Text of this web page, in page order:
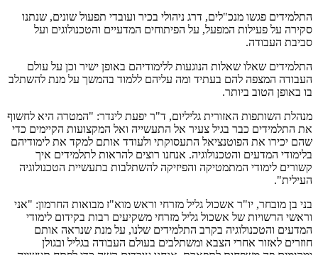
התלמידים פגשו מנכ"לים, דרג ניהולי בכיר ועובדי תפעול שונים, שנתנו
סקירה על פעילות המפעל, על הפיתוחים המדעיים והטכנולוגים ועל
סביבת העבודה.
התלמידים שאלו שאלות הנוגעות ללימודיהם באופן ישיר וכן על עולם
העבודה המצפה להם בעתיד ומה עליהם ללמוד בהמשך על מנת להשתלב
בו באופן הטוב ביותר.
מנהלת השותפות האזורית גליליום, ד"ר יפעת לינדר: "המטרה היא לחשוף
את התלמידים כבר בגיל צעיר אל התעשייה ואל המקצועות הקיימים כדי
שהם יכירו את הפוטנציאל התעסוקתי ולעודד אותם למקד את לימודיהם
בלימודי המדעים והטכנולוגיה. אנחנו רוצים להראות לתלמידים איך
קשורים לימודי המתמטיקה והפיזיקה להשתלבות בתעשיית הטכנולוגיה
העילית".
בני בן מובחר, יו"ר אשכול גליל מזרחי וראש מוא"ז מבואות החרמון: "אני
וראשי הרשויות של אשכול גליל מזרחי משקיעים רבות בקידום לימודי
המדעים והטכנולוגיה בקרב התלמידים שלנו, על מנת שנראה אותם
חוזרים לאזור אחרי הצבא ומשתלבים בעולם העבודה בגליל ובגולן